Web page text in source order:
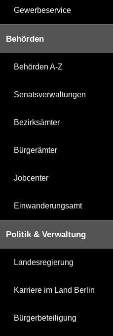
Gewerbeservice
Behörden
Behörden A-Z
Senatsverwaltungen
Bezirksämter
Bürgerämter
Jobcenter
Einwanderungsamt
Politik & Verwaltung
Landesregierung
Karriere im Land Berlin
Bürgerbeteiligung